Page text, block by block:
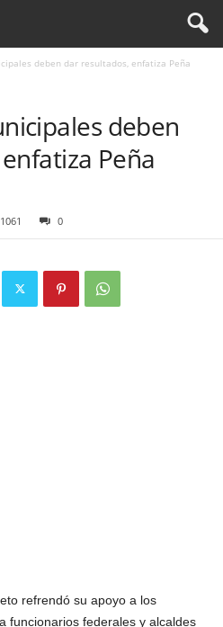
deben dar resultados, enfatiza Peña
deben
Peña
1061 0
refrendó su apoyo a los
funcionarios federales y alcaldes